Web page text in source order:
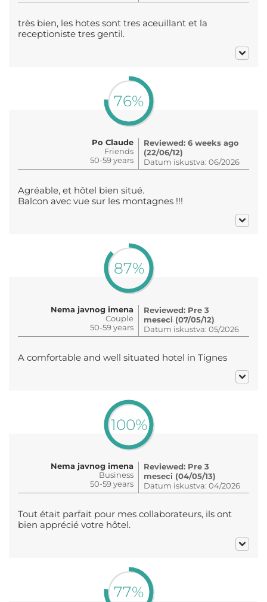
très bien, les hotes sont tres aceuillant et la
receptioniste tres gentil.
76%
Po Claude
Friends
50-59 years
Reviewed: 6 weeks ago
(22/06/12)
Datum iskustva: 06/2026
Agréable, et hôtel bien situé.
Balcon avec vue sur les montagnes !!!
87%
Nema javnog imena
Couple
50-59 years
Reviewed: Pre 3
meseci (07/05/12)
Datum iskustva: 05/2026
A comfortable and well situated hotel in Tignes
100%
Nema javnog imena
Business
50-59 years
Reviewed: Pre 3
meseci (04/05/13)
Datum iskustva: 04/2026
Tout était parfait pour mes collaborateurs, ils ont
bien apprécié votre hôtel.
77%